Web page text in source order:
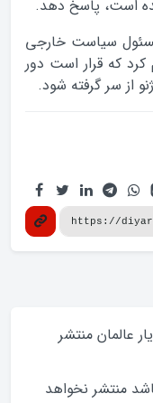
سیاست خارجی
کرد که قرار است دور
عالمان منتشر
منتشر نخواهد‌